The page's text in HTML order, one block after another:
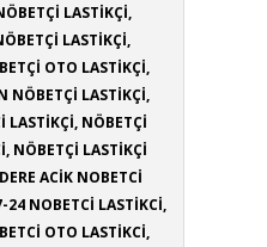
LASTİKÇİ,
LASTİKÇİ,
OTO LASTİKÇİ,
NÖBETÇİ LASTİKÇİ,
LASTİKÇİ, NÖBETÇİ
NÖBETÇİ LASTİKÇİ
ACİK NOBETCİ
24 NOBETCİ LASTİKCİ,
OTO LASTİKCİ,